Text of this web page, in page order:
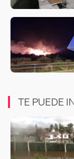
TE PUEDE